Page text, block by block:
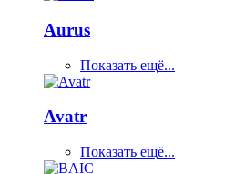
Aurus
Показать ещё...
Avatr
Показать ещё...